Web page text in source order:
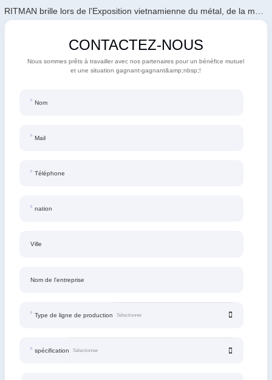
CONTACTEZ-NOUS
Nous sommes prêts à travailler avec nos partenaires pour un bénéfice mutuel
et une situation gagnant-gagnant&amp;nbsp;!
Nom
Mail
Téléphone
nation
Ville
Nom de l'entreprise
Type de ligne de production
spécification